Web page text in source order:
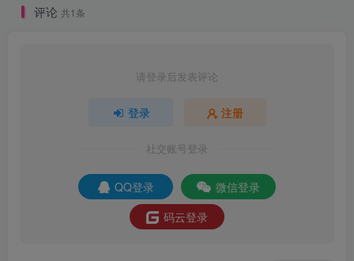
评论 共1条
请登录后发表评论
登录 注册
社交账号登录
QQ登录
微信登录
码云登录